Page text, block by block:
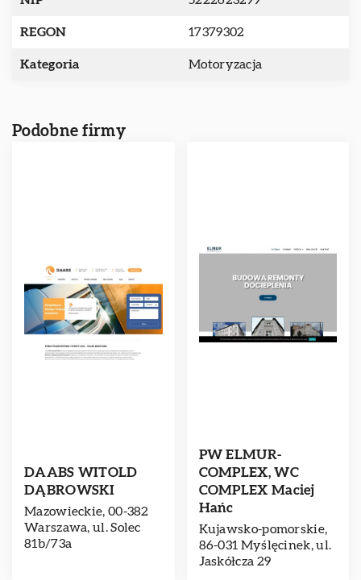
REGON 17379302
Kategoria Motoryzacja
Podobne firmy
DAABS WITOLD
DĄBROWSKI
Mazowieckie, 00-382
Warszawa, ul. Solec
81b/73a
PW ELMUR-
COMPLEX, WC
COMPLEX Maciej
Hańc
Kujawsko-pomorskie,
86-031 Myślęcinek, ul.
Jaskółcza 29